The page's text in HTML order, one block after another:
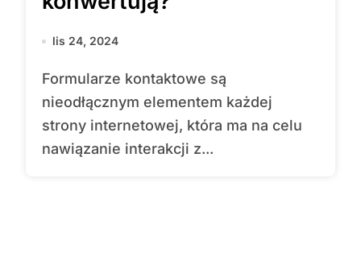
lis 24, 2024
Formularze kontaktowe są
nieodłącznym elementem każdej
strony internetowej, która ma na celu
nawiązanie interakcji z...